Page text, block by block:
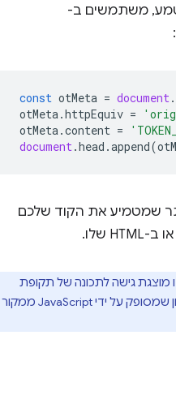
משתמשים ב-
const otMeta = document.
otMeta.httpEquiv =
otMeta.content =
document.head .append(
שמטמיע את הקוד שלכם
מוצגת גישה לתכונה של תקופת
ניסיון במקור, שפועלת באמצעות אסימון שמסופק על ידי JavaScript ממקור